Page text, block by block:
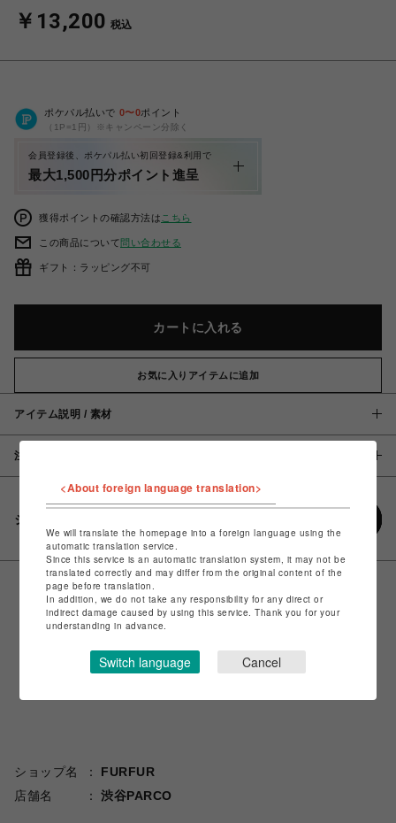
￥13,200 税込
ポケパル払いで 0〜0ポイント
（1P=1円）※キャンペーン分除く
会員登録後、ポケパル払い初回登録&利用で
最大1,500円分ポイント進呈
獲得ポイントの確認方法は こちら
この商品について問い合わせる
ギフト：ラッピング不可
カートに入れる
お気に入りアイテムに追加
アイテム説明 / 素材
注意事項
シェアする
ショップ名
FURFUR
店舗名
渋谷PARCO
<About foreign language translation>
We will translate the homepage into a foreign language using the
automatic translation service.
Since this service is an automatic translation system, it may not be
translated correctly and may differ from the original content of the
page before translation.
In addition, we do not take any responsibility for any direct or
indirect damage caused by using this service. Thank you for your
understanding in advance.
Switch language Cancel